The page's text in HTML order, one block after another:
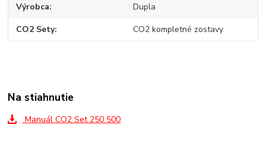
Výrobca Dupla
CO2 Sety CO2 kompletné zostavy
Na stiahnutie
Manuál CO2 Set 250 500